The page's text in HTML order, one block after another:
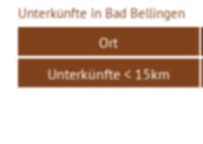
Unterkünfte in Bad Bellingen
Ort
Unterkünfte < 15km